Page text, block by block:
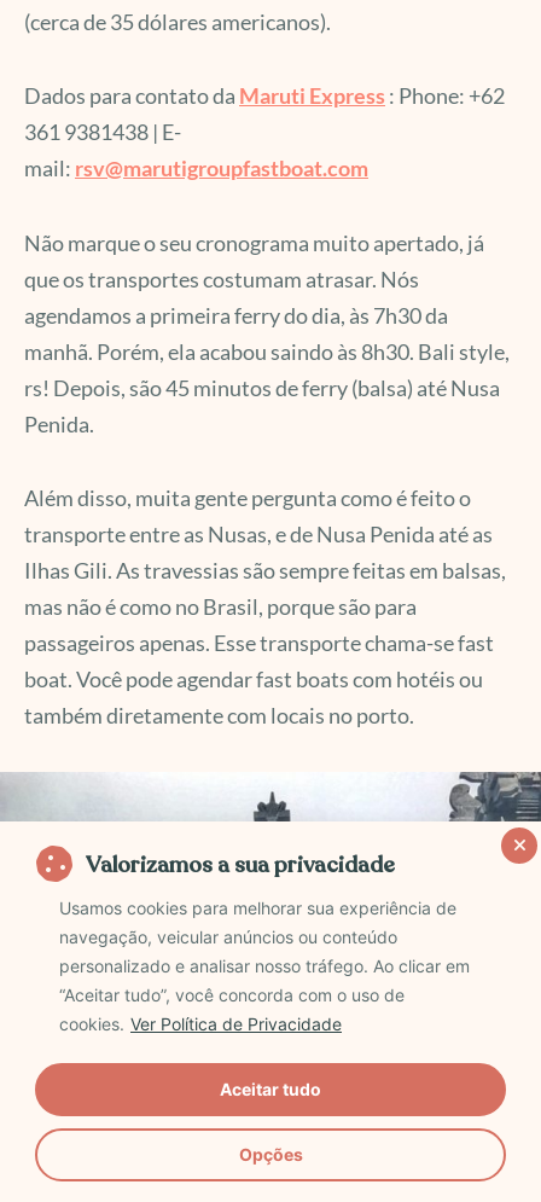
Valorizamos a sua privacidade
Usamos cookies para melhorar sua experiência de
navegação, veicular anúncios ou conteúdo
personalizado e analisar nosso tráfego. Ao clicar em
“Aceitar tudo”, você concorda com o uso de
cookies. Ver Política de Privacidade
Opções
Aceitar tudo
(cerca de 35 dólares americanos).
Dados para contato da Maruti Express : Phone: +62
361 9381438 | E-
mail: rsv@marutigroupfastboat.com
Não marque o seu cronograma muito apertado, já
que os transportes costumam atrasar. Nós
agendamos a primeira ferry do dia, às 7h30 da
manhã. Porém, ela acabou saindo às 8h30. Bali style,
rs! Depois, são 45 minutos de ferry (balsa) até Nusa
Penida.
Além disso, muita gente pergunta como é feito o
transporte entre as Nusas, e de Nusa Penida até as
Ilhas Gili. As travessias são sempre feitas em balsas,
mas não é como no Brasil, porque são para
passageiros apenas. Esse transporte chama-se fast
boat. Você pode agendar fast boats com hotéis ou
também diretamente com locais no porto.